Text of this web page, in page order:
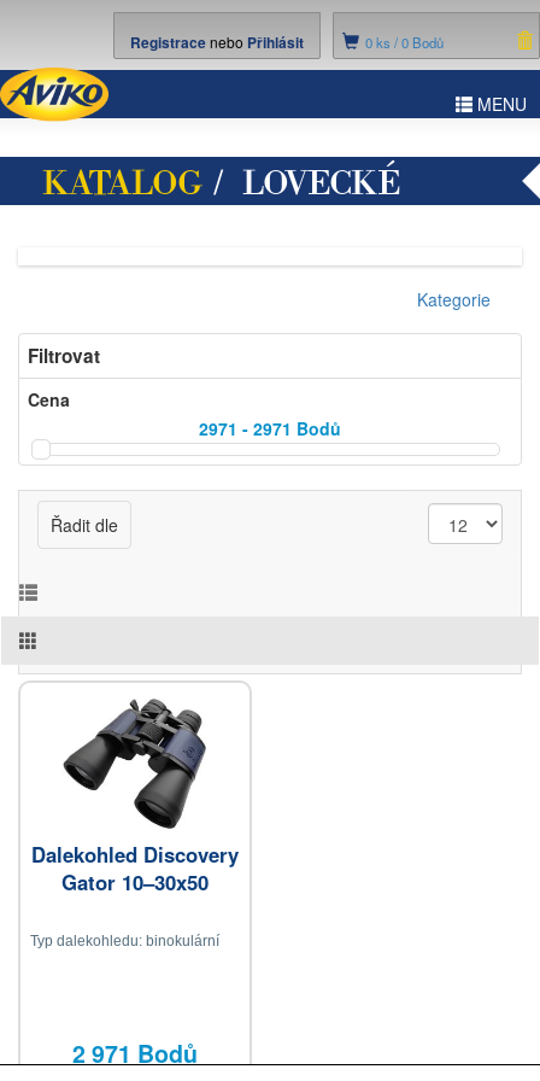
0ks /0 Bodů
Registracenebo Přihlásit
MENU
KATALOG / LOVECKÉ
Kategorie
Filtrovat
Cena
2971 - 2971 Bodů
Řadit dle
Dalekohled Discovery
Gator 10–30x50
Typ dalekohledu: binokulární
2 971 Bodů